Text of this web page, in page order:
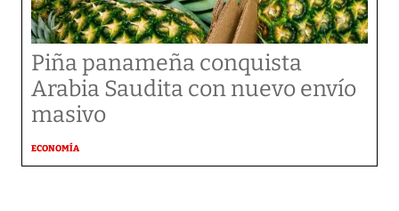
Piña panameña conquista
Arabia Saudita con nuevo envío
masivo
ECONOMÍA